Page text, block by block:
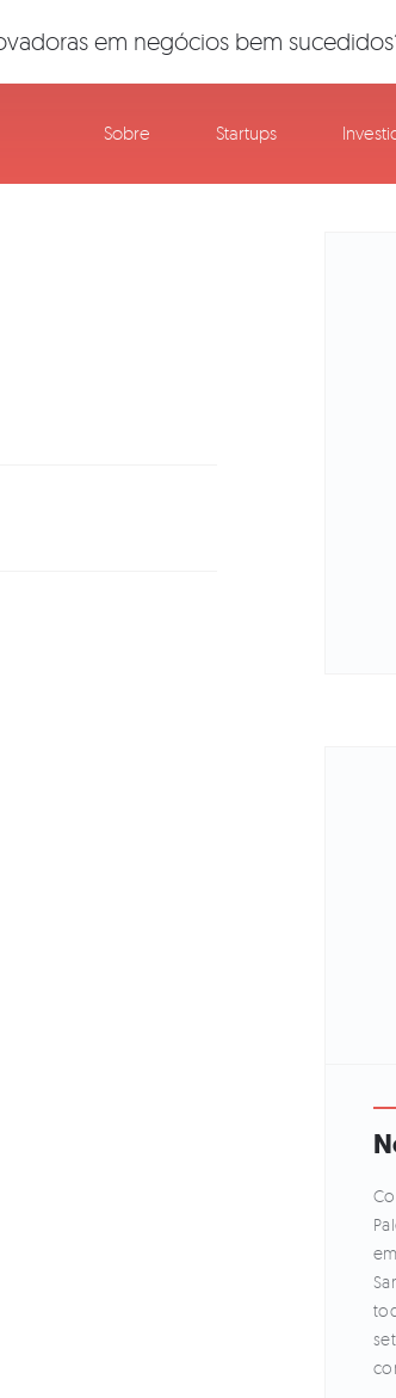
Sobre Startups
em negócios bem